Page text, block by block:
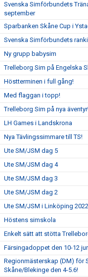
Svenska Simförbundets
september
Sparbanken Skåne Cup i
Svenska Simförbundets
Ny grupp babysim
Trelleborg Sim på Engelska
Höstterminen i full gång!
Med flaggan i topp!
Trelleborg Sim på nya
LH Games i Landskrona
Nya Tävlingssimmare till TS!
Ute SM/JSM dag 5
Ute SM/JSM dag 4
Ute SM/JSM dag 3
Ute SM/JSM dag 2
Ute SM/JSM i Linköping
Höstens simskola
Enkelt sätt att stötta
Färsingadoppet den 10-12
Regionmästerskap (DM) för
Skåne/Blekinge den 4-5.6!